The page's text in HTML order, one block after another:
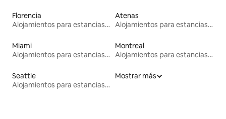
Florencia
Alojamientos para estancias largas
Atenas
Alojamientos para estancias largas
Miami
Alojamientos para estancias largas
Montreal
Alojamientos para estancias largas
Seattle
Alojamientos para estancias largas
Mostrar más